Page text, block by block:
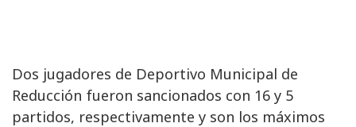
Dos jugadores de Deportivo Municipal de
Reducción fueron sancionados con 16 y 5
partidos, respectivamente y son los máximos